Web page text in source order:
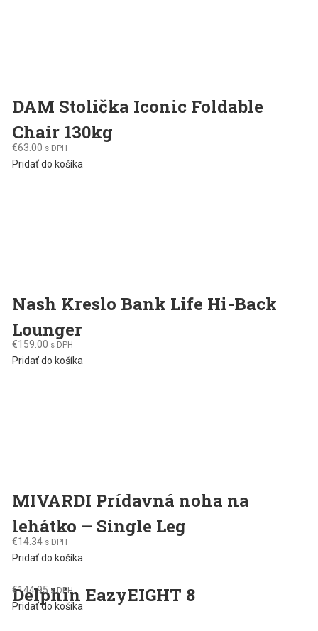
DAM Stolička Iconic Foldable
Chair 130kg
€63.00 s DPH
Pridať do košíka
Nash Kreslo Bank Life Hi-Back
Lounger
€159.00 s DPH
Pridať do košíka
MIVARDI Prídavná noha na
lehátko – Single Leg
€14.34 s DPH
Pridať do košíka
Delphin EazyEIGHT 8
€144.95 s DPH
Pridať do košíka